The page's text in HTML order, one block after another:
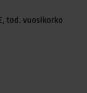
tod. vuosikorko